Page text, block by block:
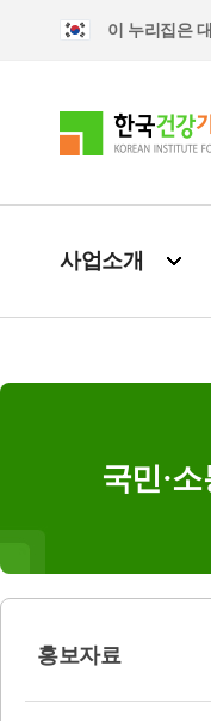
이 누리집은
사업소개
국민·
홍보자료